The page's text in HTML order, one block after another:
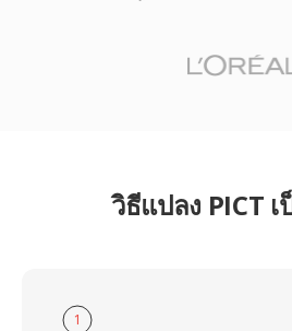
วิธีแปลง PICT เ
1